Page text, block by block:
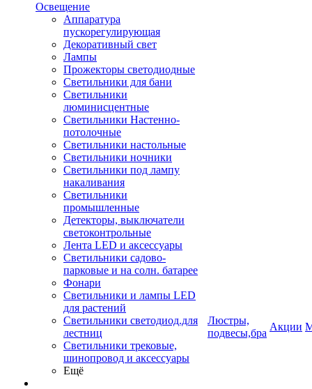
Освещение
Аппаратура
пускорегулирующая
Декоративный свет
Лампы
Прожекторы светодиодные
Светильники для бани
Светильники
люминисцентные
Светильники Настенно-
потолочные
Светильники настольные
Светильники ночники
Светильники под лампу
накаливания
Светильники
промышленные
Детекторы, выключатели
светоконтрольные
Лента LED и аксессуары
Светильники садово-
парковые и на солн. батарее
Фонари
Светильники и лампы LED
для растений
Светильники светодиод.для
лестниц
Светильники трековые,
шинопровод и аксессуары
Ещё
Люстры,
подвесы,бра
Акции